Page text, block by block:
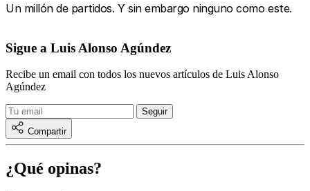
Un millón de partidos. Y sin embargo ninguno como este.
Sigue a Luis Alonso Agúndez
Recibe un email con todos los nuevos artículos de Luis Alonso
Agúndez
Compartir
¿Qué opinas?